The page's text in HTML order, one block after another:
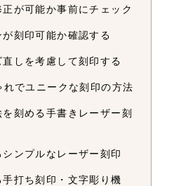
が可能か事前にチェック
刻印可能か確認する
しを考慮して刻印する
でユニークな刻印の方法
刻める手書きレーザー刻
ンプルなレーザー刻印
打ち刻印・文字彫り機